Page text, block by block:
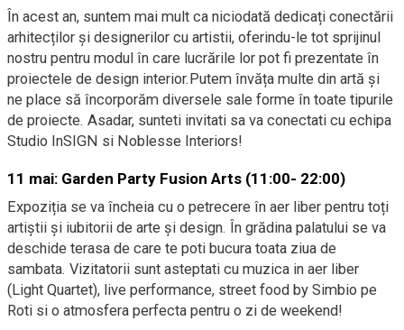
În acest an, suntem mai mult ca niciodată dedicați conectării
arhitecților și designerilor cu artistii, oferindu-le tot sprijinul
nostru pentru modul în care lucrările lor pot fi prezentate în
proiectele de design interior.Putem învăța multe din artă și
ne place să încorporăm diversele sale forme în toate tipurile
de proiecte. Asadar, sunteti invitati sa va conectati cu echipa
Studio InSIGN si Noblesse Interiors!
11 mai: Garden Party Fusion Arts (11:00- 22:00)
Expoziția se va încheia cu o petrecere în aer liber pentru toți
artiștii și iubitorii de arte și design. În grădina palatului se va
deschide terasa de care te poti bucura toata ziua de
sambata. Vizitatorii sunt asteptati cu muzica in aer liber
(Light Quartet), live performance, street food by Simbio pe
Roti si o atmosfera perfecta pentru o zi de weekend!